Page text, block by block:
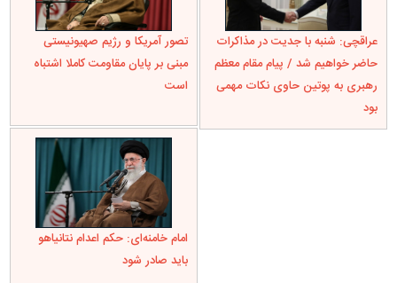
عراقچی: شنبه با جدیت در مذاکرات
حاضر خواهیم شد / پیام مقام معظم
رهبری به پوتین حاوی نکات مهمی
بود
تصور آمریکا و رژیم صهیونیستی
مبنی بر پایان مقاومت کاملا اشتباه
است
امام خامنه‌ای: حکم اعدام نتانیاهو
باید صادر شود